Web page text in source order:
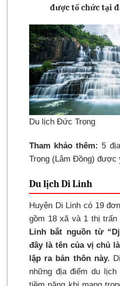
được tổ chức tại
Du lịch Đức Trọng
Tham khảo thêm: 5
Trọng (Lâm Đồng) được
Du lịch Di Linh
Huyện Di Linh có 19
gồm 18 xã và 1 thị trấn
Linh bắt nguồn từ
đây là tên của vị chủ
lập ra bản thôn này.
những địa điểm du